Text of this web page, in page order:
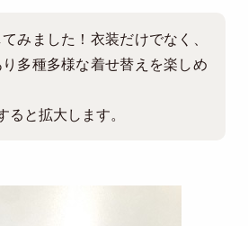
みました！衣装だけでなく、
多種多様な着せ替えを楽しめ
と拡大します。